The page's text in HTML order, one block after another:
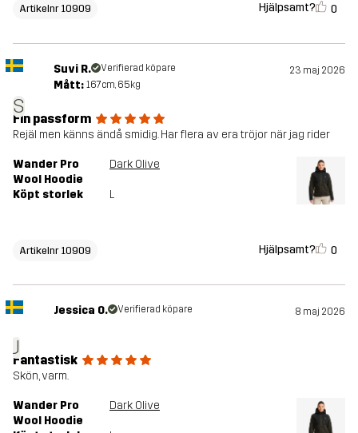
Artikelnr 10909 Hjälpsamt? 0
S
Suvi R. Verifierad köpare 23 maj 2026
Mått: 167cm, 65kg
Fin passform
Rejäl men känns ändå smidig. Har flera av era tröjor när jag rider
Wander Pro
Wool Hoodie
Dark Olive
Köpt storlek L
Artikelnr 10909 Hjälpsamt? 0
J
Jessica O. Verifierad köpare 8 maj 2026
Fantastisk
Skön, varm.
Wander Pro
Wool Hoodie
Dark Olive